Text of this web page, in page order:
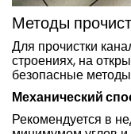
Методы
Для прочистки
строениях, на
безопасные
Механический
Рекомендуется в